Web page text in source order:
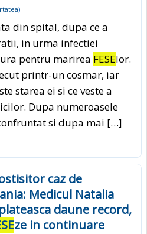
)
din spital, dupa ce a
in urma infectiei
pentru marirea FESElor.
printr-un cosmar, iar
starea ei si ce veste a
Dupa numeroasele
si dupa mai […]
caz de
Medicul Natalia
daune record,
ze in continuare